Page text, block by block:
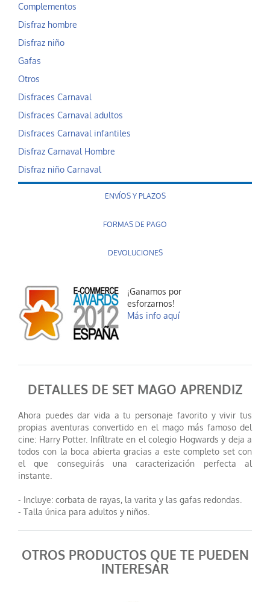
Complementos
Disfraz hombre
Disfraz niño
Gafas
Otros
Disfraces Carnaval
Disfraces Carnaval adultos
Disfraces Carnaval infantiles
Disfraz Carnaval Hombre
Disfraz niño Carnaval
ENVÍOS Y PLAZOS
FORMAS DE PAGO
DEVOLUCIONES
¡Ganamos por
esforzarnos!
Más info aquí
DETALLES DE SET MAGO APRENDIZ
Ahora puedes dar vida a tu personaje favorito y vivir tus
propias aventuras convertido en el mago más famoso del
cine: Harry Potter. Infíltrate en el colegio Hogwards y deja a
todos con la boca abierta gracias a este completo set con
el que conseguirás una caracterización perfecta al
instante.
- Incluye: corbata de rayas, la varita y las gafas redondas.
- Talla única para adultos y niños.
OTROS PRODUCTOS QUE TE PUEDEN
INTERESAR